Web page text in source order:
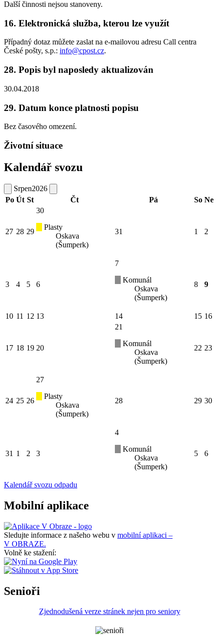
Další činnosti nejsou stanoveny.
16. Elektronická služba, kterou lze využít
Případný dotaz můžete zaslat na e-mailovou adresu Call centra
České pošty, s.p.: info@cpost.cz.
28. Popis byl naposledy aktualizován
30.04.2018
29. Datum konce platnosti popisu
Bez časového omezení.
Životní situace
Kalendář svozu
Srpen2026
Po Út St Čt Pá So Ne
27 28 29
30
Plasty
Oskava
(Šumperk)
31 1 2
3 4 5 6
7
Komunál
Oskava
(Šumperk)
8 9
10 11 12 13 14 15 16
17 18 19 20
21
Komunál
Oskava
(Šumperk)
22 23
24 25 26
27
Plasty
Oskava
(Šumperk)
28 29 30
31 1 2 3
4
Komunál
Oskava
(Šumperk)
5 6
Kalendář svozu odpadu
Mobilní aplikace
Sledujte informace z našeho webu v mobilní aplikaci –
V OBRAZE.
Volně ke stažení:
Senioři
Zjednodušená verze stránek nejen pro seniory